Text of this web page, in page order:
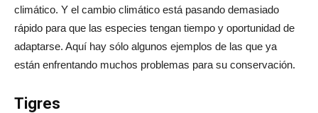
climático. Y el cambio climático está pasando demasiado
rápido para que las especies tengan tiempo y oportunidad de
adaptarse. Aquí hay sólo algunos ejemplos de las que ya
están enfrentando muchos problemas para su conservación.
Tigres